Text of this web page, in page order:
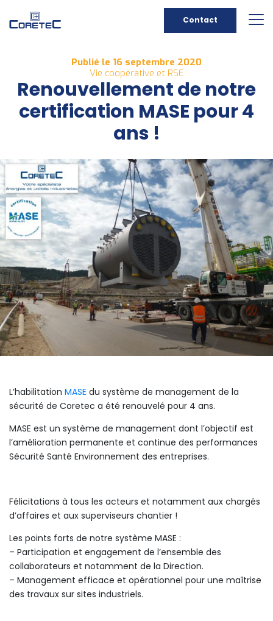
Contact
Publié le 16 septembre 2020
Vie coopérative et RSE
Renouvellement de notre
certification MASE pour 4
ans !
L’habilitation MASE du système de management de la
sécurité de Coretec a été renouvelé pour 4 ans.
MASE est un système de management dont l’objectif est
l’amélioration permanente et continue des performances
Sécurité Santé Environnement des entreprises.
Félicitations à tous les acteurs et notamment aux chargés
d’affaires et aux superviseurs chantier !
Les points forts de notre système MASE :
– Participation et engagement de l’ensemble des
collaborateurs et notamment de la Direction.
– Management efficace et opérationnel pour une maîtrise
des travaux sur sites industriels.